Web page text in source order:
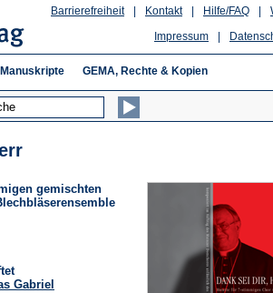
Hilfe/FAQ
Kontakt
Barrierefreiheit
Impressum
Manuskripte GEMA, Rechte & Kopien
gemischten
Gabriel